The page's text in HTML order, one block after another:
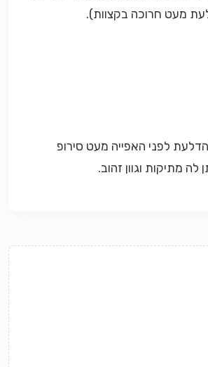
מעט חרוכה בקצוות).
לפני האפייה מעט סירופ
לה מתיקות וגוון זהוב.